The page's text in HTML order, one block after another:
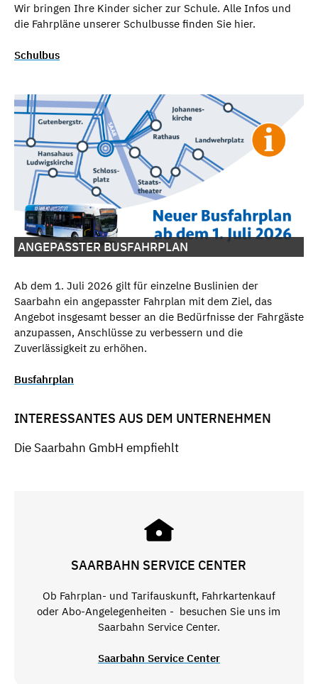
Wir bringen Ihre Kinder sicher zur Schule. Alle Infos und
die Fahrpläne unserer Schulbusse finden Sie hier.
Schulbus
ANGEPASSTER BUSFAHRPLAN
Ab dem 1. Juli 2026 gilt für einzelne Buslinien der
Saarbahn ein angepasster Fahrplan mit dem Ziel, das
Angebot insgesamt besser an die Bedürfnisse der Fahrgäste
anzupassen, Anschlüsse zu verbessern und die
Zuverlässigkeit zu erhöhen.
Busfahrplan
INTERESSANTES AUS DEM UNTERNEHMEN
Die Saarbahn GmbH empfiehlt
SAARBAHN SERVICE CENTER
Ob Fahrplan- und Tarifauskunft, Fahrkartenkauf
oder Abo-Angelegenheiten - besuchen Sie uns im
Saarbahn Service Center.
Saarbahn Service Center